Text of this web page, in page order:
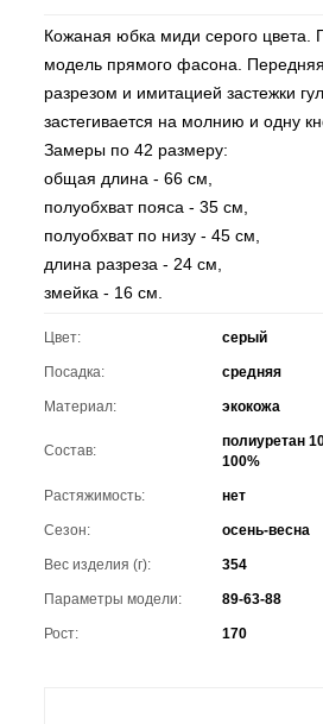
Кожаная юбка миди серого цвета.
модель прямого фасона.
разрезом и имитацией застежки
застегивается на молнию и одну
Замеры по 42 размеру:
общая длина - 66 см,
полуобхват пояса - 35 см,
полуобхват по низу - 45 см,
длина разреза - 24 см,
змейка - 16 см.
Цвет: серый
Посадка: средняя
Материал: экокожа
Состав:
полиуретан
100%
Растяжимость: нет
Сезон: осень-весна
Вес изделия (г): 354
Параметры модели: 89-63-88
Рост: 170